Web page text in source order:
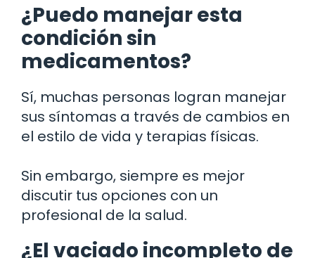
¿Puedo manejar esta
condición sin
medicamentos?
Sí, muchas personas logran manejar
sus síntomas a través de cambios en
el estilo de vida y terapias físicas.
Sin embargo, siempre es mejor
discutir tus opciones con un
profesional de la salud.
¿El vaciado incompleto de